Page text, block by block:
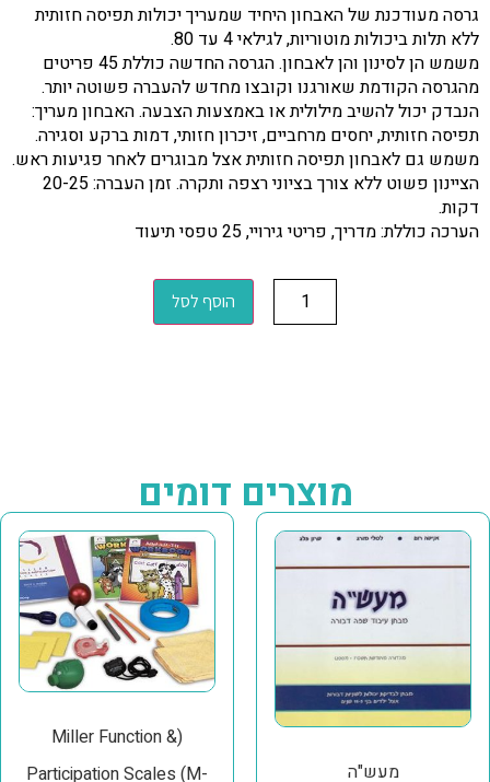
גרסה מעודכנת של האבחון היחיד שמעריך יכולות תפיסה חזותית
ללא תלות ביכולות מוטוריות, לגילאי 4 עד 80.
משמש הן לסינון והן לאבחון. הגרסה החדשה כוללת 45 פריטים
מהגרסה הקודמת שאורגנו וקובצו מחדש להעברה פשוטה יותר.
הנבדק יכול להשיב מילולית או באמצעות הצבעה. האבחון מעריך:
תפיסה חזותית, יחסים מרחביים, זיכרון חזותי, דמות ברקע וסגירה.
משמש גם לאבחון תפיסה חזותית אצל מבוגרים לאחר פגיעות ראש.
הציינון פשוט ללא צורך בציוני רצפה ותקרה. זמן העברה: 20-25
דקות.
הערכה כוללת: מדריך, פריטי גירויי, 25 טפסי תיעוד
הוסף לסל
מוצרים דומים
מעש"ה
(Miller Function &
Participation Scales (M-